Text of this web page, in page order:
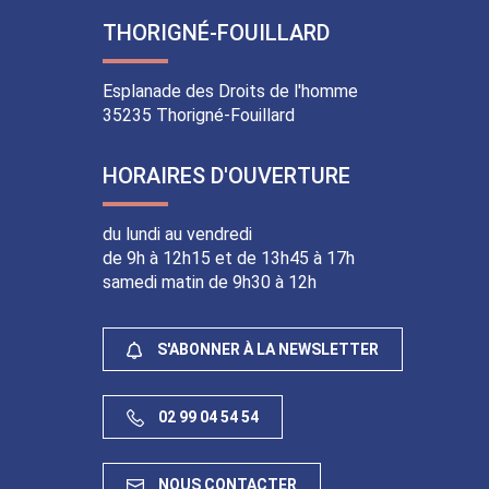
le
compte
la
chaîne
le
compte
THORIGNÉ-FOUILLARD
Esplanade des Droits de l'homme
35235 Thorigné-Fouillard
HORAIRES D'OUVERTURE
du lundi au vendredi
de 9h à 12h15 et de 13h45 à 17h
samedi matin de 9h30 à 12h
S'ABONNER À LA NEWSLETTER
02 99 04 54 54
NOUS CONTACTER